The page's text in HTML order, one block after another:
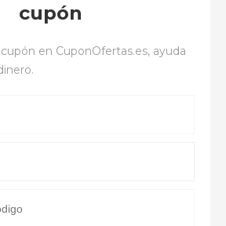
cupón
en CuponOfertas.es, ayuda